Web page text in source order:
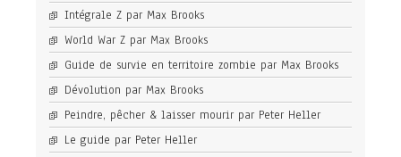
Intégrale Z par Max Brooks
World War Z par Max Brooks
Guide de survie en territoire zombie par Max Brooks
Dévolution par Max Brooks
Peindre, pêcher & laisser mourir par Peter Heller
Le guide par Peter Heller